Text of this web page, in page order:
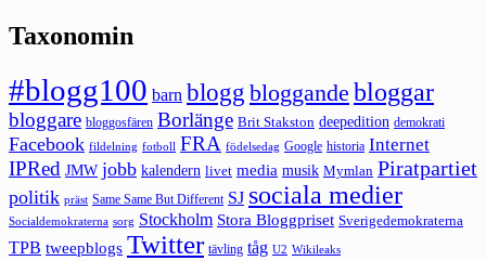
Taxonomin
#blogg100 barn blogg bloggande bloggar
bloggare bloggosfären Borlänge Brit Stakston deepedition demokrati
Facebook fildelning fotboll FRA födelsedag Google historia Internet
IPRed JMW jobb kalendern livet media musik Mymlan Piratpartiet
politik präst Same Same But Different SJ sociala medier
Socialdemokraterna sorg Stockholm Stora Bloggpriset Sverigedemokraterna
TPB tweepblogs Twitter tävling tåg U2 Wikileaks